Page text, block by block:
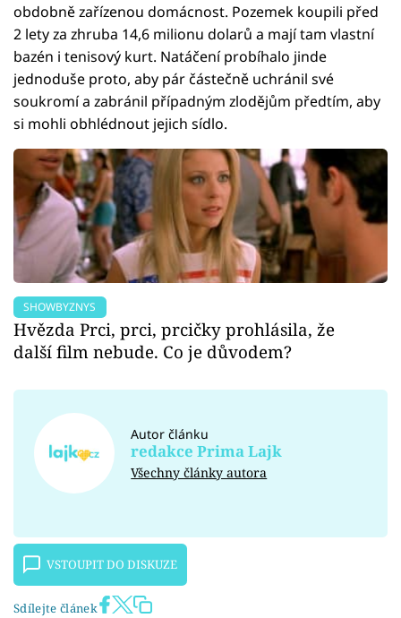
obdobně zařízenou domácnost. Pozemek koupili před
2 lety za zhruba 14,6 milionu dolarů a mají tam vlastní
bazén i tenisový kurt. Natáčení probíhalo jinde
jednoduše proto, aby pár částečně uchránil své
soukromí a zabránil případným zlodějům předtím, aby
si mohli obhlédnout jejich sídlo.
SHOWBYZNYS
Hvězda Prci, prci, prcičky prohlásila, že
další film nebude. Co je důvodem?
Autor článku
redakce Prima Lajk
Všechny články autora
VSTOUPIT DO DISKUZE
Sdílejte článek